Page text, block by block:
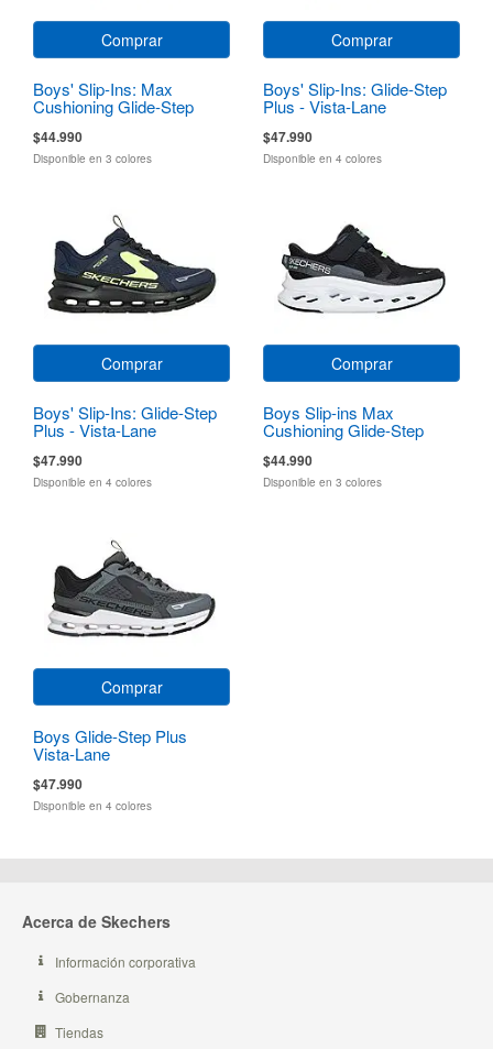
Comprar
Boys' Slip-Ins: Max
Cushioning Glide-Step
$44.990
Disponible en 3 colores
Comprar
Boys' Slip-Ins: Glide-Step
Plus - Vista-Lane
$47.990
Disponible en 4 colores
Comprar
Boys' Slip-Ins: Glide-Step
Plus - Vista-Lane
$47.990
Disponible en 4 colores
Comprar
Boys Slip-ins Max
Cushioning Glide-Step
$44.990
Disponible en 3 colores
Comprar
Boys Glide-Step Plus
Vista-Lane
$47.990
Disponible en 4 colores
Acerca de Skechers
Información corporativa
Gobernanza
Tiendas